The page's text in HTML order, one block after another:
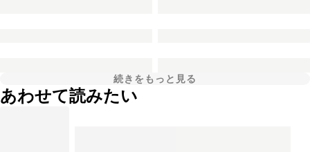
続きをもっと見る
あわせて読みたい